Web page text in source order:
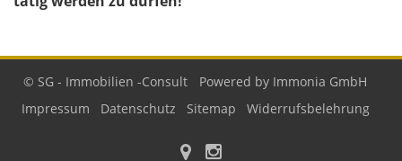
© SG - Immobilien -Consult
Powered by Immonia GmbH
Impressum
Datenschutz Sitemap Widerrufsbelehrung